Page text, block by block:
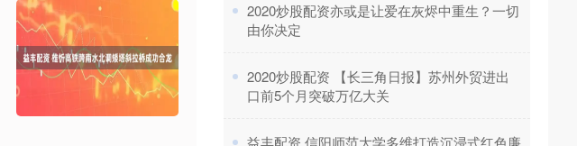
​2020炒股配资亦或是让爱在灰烬中重生？一切
由你决定
​2020炒股配资 【长三角日报】苏州外贸进出
口前5个月突破万亿大关
​益丰配资 信阳师范大学多维打造沉浸式红色廉